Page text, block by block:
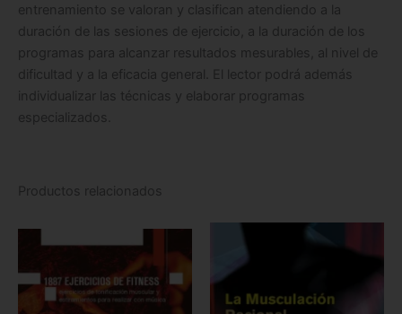
entrenamiento se valoran y clasifican atendiendo a la
duración de las sesiones de ejercicio, a la duración de los
programas para alcanzar resultados mesurables, al nivel de
dificultad y a la eficacia general. El lector podrá además
individualizar las técnicas y elaborar programas
especializados.
Productos relacionados